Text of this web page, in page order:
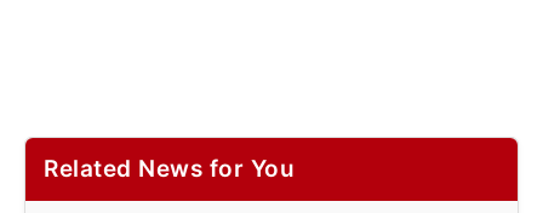
Related News for You